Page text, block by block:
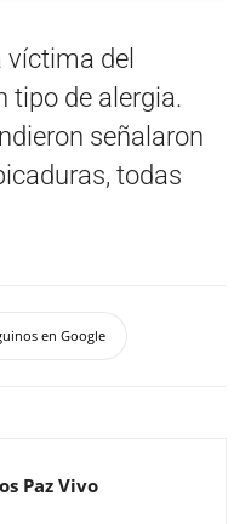
víctima del
tipo de alergia.
señalaron
todas
en Google
Paz Vivo